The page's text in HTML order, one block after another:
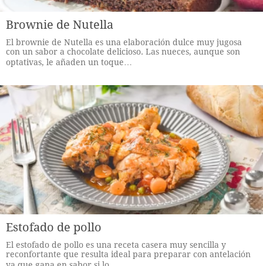
Brownie de Nutella
El brownie de Nutella es una elaboración dulce muy jugosa
con un sabor a chocolate delicioso. Las nueces, aunque son
optativas, le añaden un toque…
Estofado de pollo
El estofado de pollo es una receta casera muy sencilla y
reconfortante que resulta ideal para preparar con antelación